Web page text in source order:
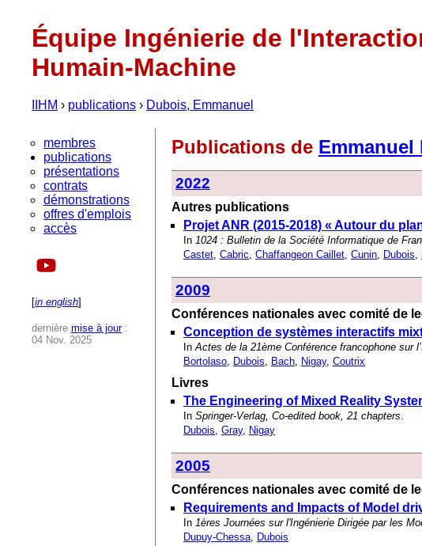
Équipe Ingénierie de
Humain-Machine
IIHM › publications › Dubois, Emmanuel
membres
publications
présentations
contrats
démonstrations
offres d'emplois
accès
[in english]
dernière mise à jour:
04 Nov. 2025
Publications de Emmanuel
2022
Autres publications
Projet ANR (2015-2018) « Autour du
In 1024 : Bulletin de la Société Informatique de
Castet, Cabric, Chaffangeon Caillet, Cunin, Dubois,
2009
Conférences nationales avec comité de
Conception de systèmes interactifs
InActes de la 21ème Conférence francophone sur
Bortolaso, Dubois, Bach, Nigay, Coutrix
Livres
The Engineering of Mixed Reality
In Springer-Verlag, Co-edited book, 21 chapters.
Dubois, Gray, Nigay
2005
Conférences nationales avec comité de
Requirements and Impacts of Model
In 1ères Journées sur l'Ingénierie Dirigée par les
Dupuy-Chessa, Dubois